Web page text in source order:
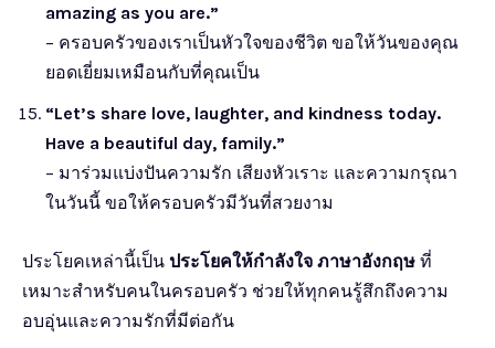
amazing as you are.”
– ครอบครัวของเราเป็นหัวใจของชีวิต ขอให้วันของคุณ
ยอดเยี่ยมเหมือนกับที่คุณเป็น
“Let’s share love, laughter, and kindness today.
Have a beautiful day, family.”
– มาร่วมแบ่งปันความรัก เสียงหัวเราะ และความกรุณา
ในวันนี้ ขอให้ครอบครัวมีวันที่สวยงาม
ประโยคเหล่านี้เป็น ประโยคให้กำลังใจ ภาษาอังกฤษ ที่
เหมาะสำหรับคนในครอบครัว ช่วยให้ทุกคนรู้สึกถึงความ
อบอุ่นและความรักที่มีต่อกัน